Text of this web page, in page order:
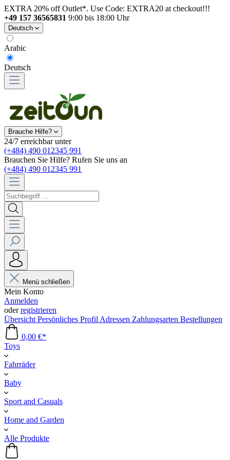
EXTRA 20% off Outlet*. Use Code: EXTRA20 at checkout!!!
+49 157 36565831 9:00 bis 18:00 Uhr
Deutsch
Arabic
Deutsch
Brauche Hilfe?
24/7 erreichbar unter
(+484) 490 012345 991
Brauchen Sie Hilfe? Rufen Sie uns an
(+484) 490 012345 991
Menü schließen
Mein Konto
Anmelden
oderregistrieren
Übersicht Persönliches Profil Adressen Zahlungsarten Bestellungen
0,00 €*
Toys
Fahrräder
Baby
Sport and Casuals
Home and Garden
Alle Produkte